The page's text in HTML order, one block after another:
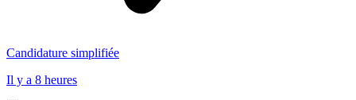
Candidature simplifiée
Il y a 8 heures